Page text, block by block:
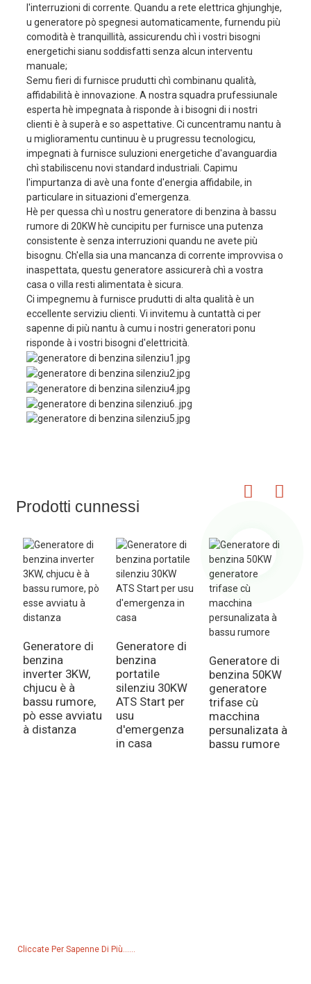
l'interruzioni di corrente. Quandu a rete elettrica ghjunghje,
u generatore pò spegnesi automaticamente, furnendu più
comodità è tranquillità, assicurendu chì i vostri bisogni
energetichi sianu soddisfatti senza alcun interventu
manuale;
Semu fieri di furnisce prudutti chì combinanu qualità,
affidabilità è innovazione. A nostra squadra prufessiunale
esperta hè impegnata à risponde à i bisogni di i nostri
clienti è à superà e so aspettative. Ci cuncentramu nantu à
u miglioramentu cuntinuu è u prugressu tecnologicu,
impegnati à furnisce suluzioni energetiche d'avanguardia
chì stabiliscenu novi standard industriali. Capimu
l'impurtanza di avè una fonte d'energia affidabile, in
particulare in situazioni d'emergenza.
Hè per quessa chì u nostru generatore di benzina à bassu
rumore di 20KW hè cuncipitu per furnisce una putenza
consistente è senza interruzioni quandu ne avete più
bisognu. Ch'ella sia una mancanza di corrente improvvisa o
inaspettata, questu generatore assicurerà chì a vostra
casa o villa resti alimentata è sicura.
Ci impegnemu à furnisce prudutti di alta qualità è un
eccellente serviziu clienti. Vi invitemu à cuntattà ci per
sapenne di più nantu à cumu i nostri generatori ponu
risponde à i vostri bisogni d'elettricità.
Tipu di mutore
in linea, quattru
tempi, raffreddato à
Carburante
Sopra à 90 # senza
abbrivu
Avviamentu elettricu
altru
Capacità di u serbatu di
carburante
25L
ore di funziunamentu
continuu
8 ore
Capacità di a batteria
12V45AH
rumore
80dBA/7m
taglia
1160x725x850mm
Pesu nettu
298 chilò
Prodotti cunnessi
Generatore di
benzina
inverter 3KW,
chjucu è à
bassu rumore,
pò esse avviatu
à distanza
Generatore di
benzina
portatile
silenziu 30KW
ATS Start per
usu
d'emergenza
in casa
Generatore di
benzina 50KW
generatore
trifase cù
macchina
persunalizata à
bassu rumore
Cliccate Per Sapenne Di Più......